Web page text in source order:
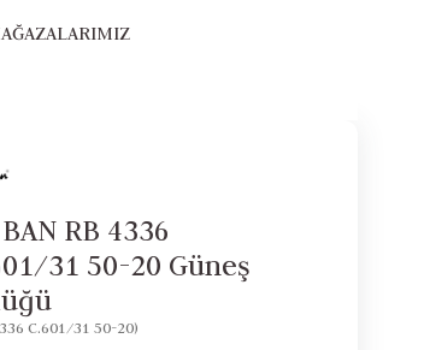
RB 4336
31 50-20 Güneş
C.601/31 50-20)